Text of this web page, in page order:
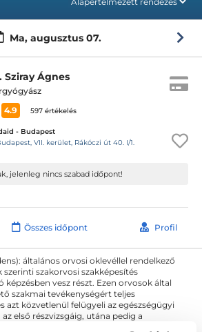
Ma, augusztus 07.
Sziray Ágnes
4.9
597 értékelés
- Budapest
VII. kerület, Rákóczi út 40. I/1.
jelenleg nincs szabad időpont!
Összes időpont Profil
általános orvosi oklevéllel rendelkező
szakorvosi szakképesítés
képzésben vesz részt. Ezen orvosok által
szakmai tevékenységért teljes
azt közvetlenül felügyeli az egészségügyi
első részvizsgáig, utána pedig a